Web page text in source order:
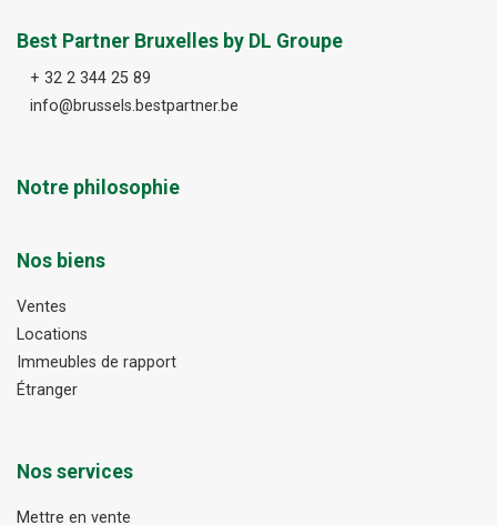
Best Partner Bruxelles by DL Groupe
+ 32 2 344 25 89
info@brussels.bestpartner.be
Notre philosophie
Nos biens
Ventes
Locations
Immeubles de rapport
Étranger
Nos services
Mettre en vente